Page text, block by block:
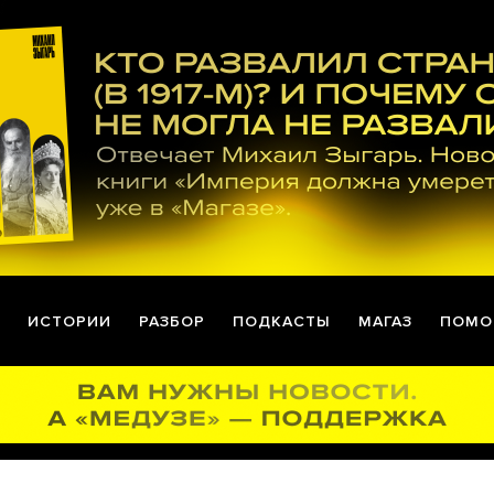
ИСТОРИИ РАЗБОР ПОДКАСТЫ МАГАЗ